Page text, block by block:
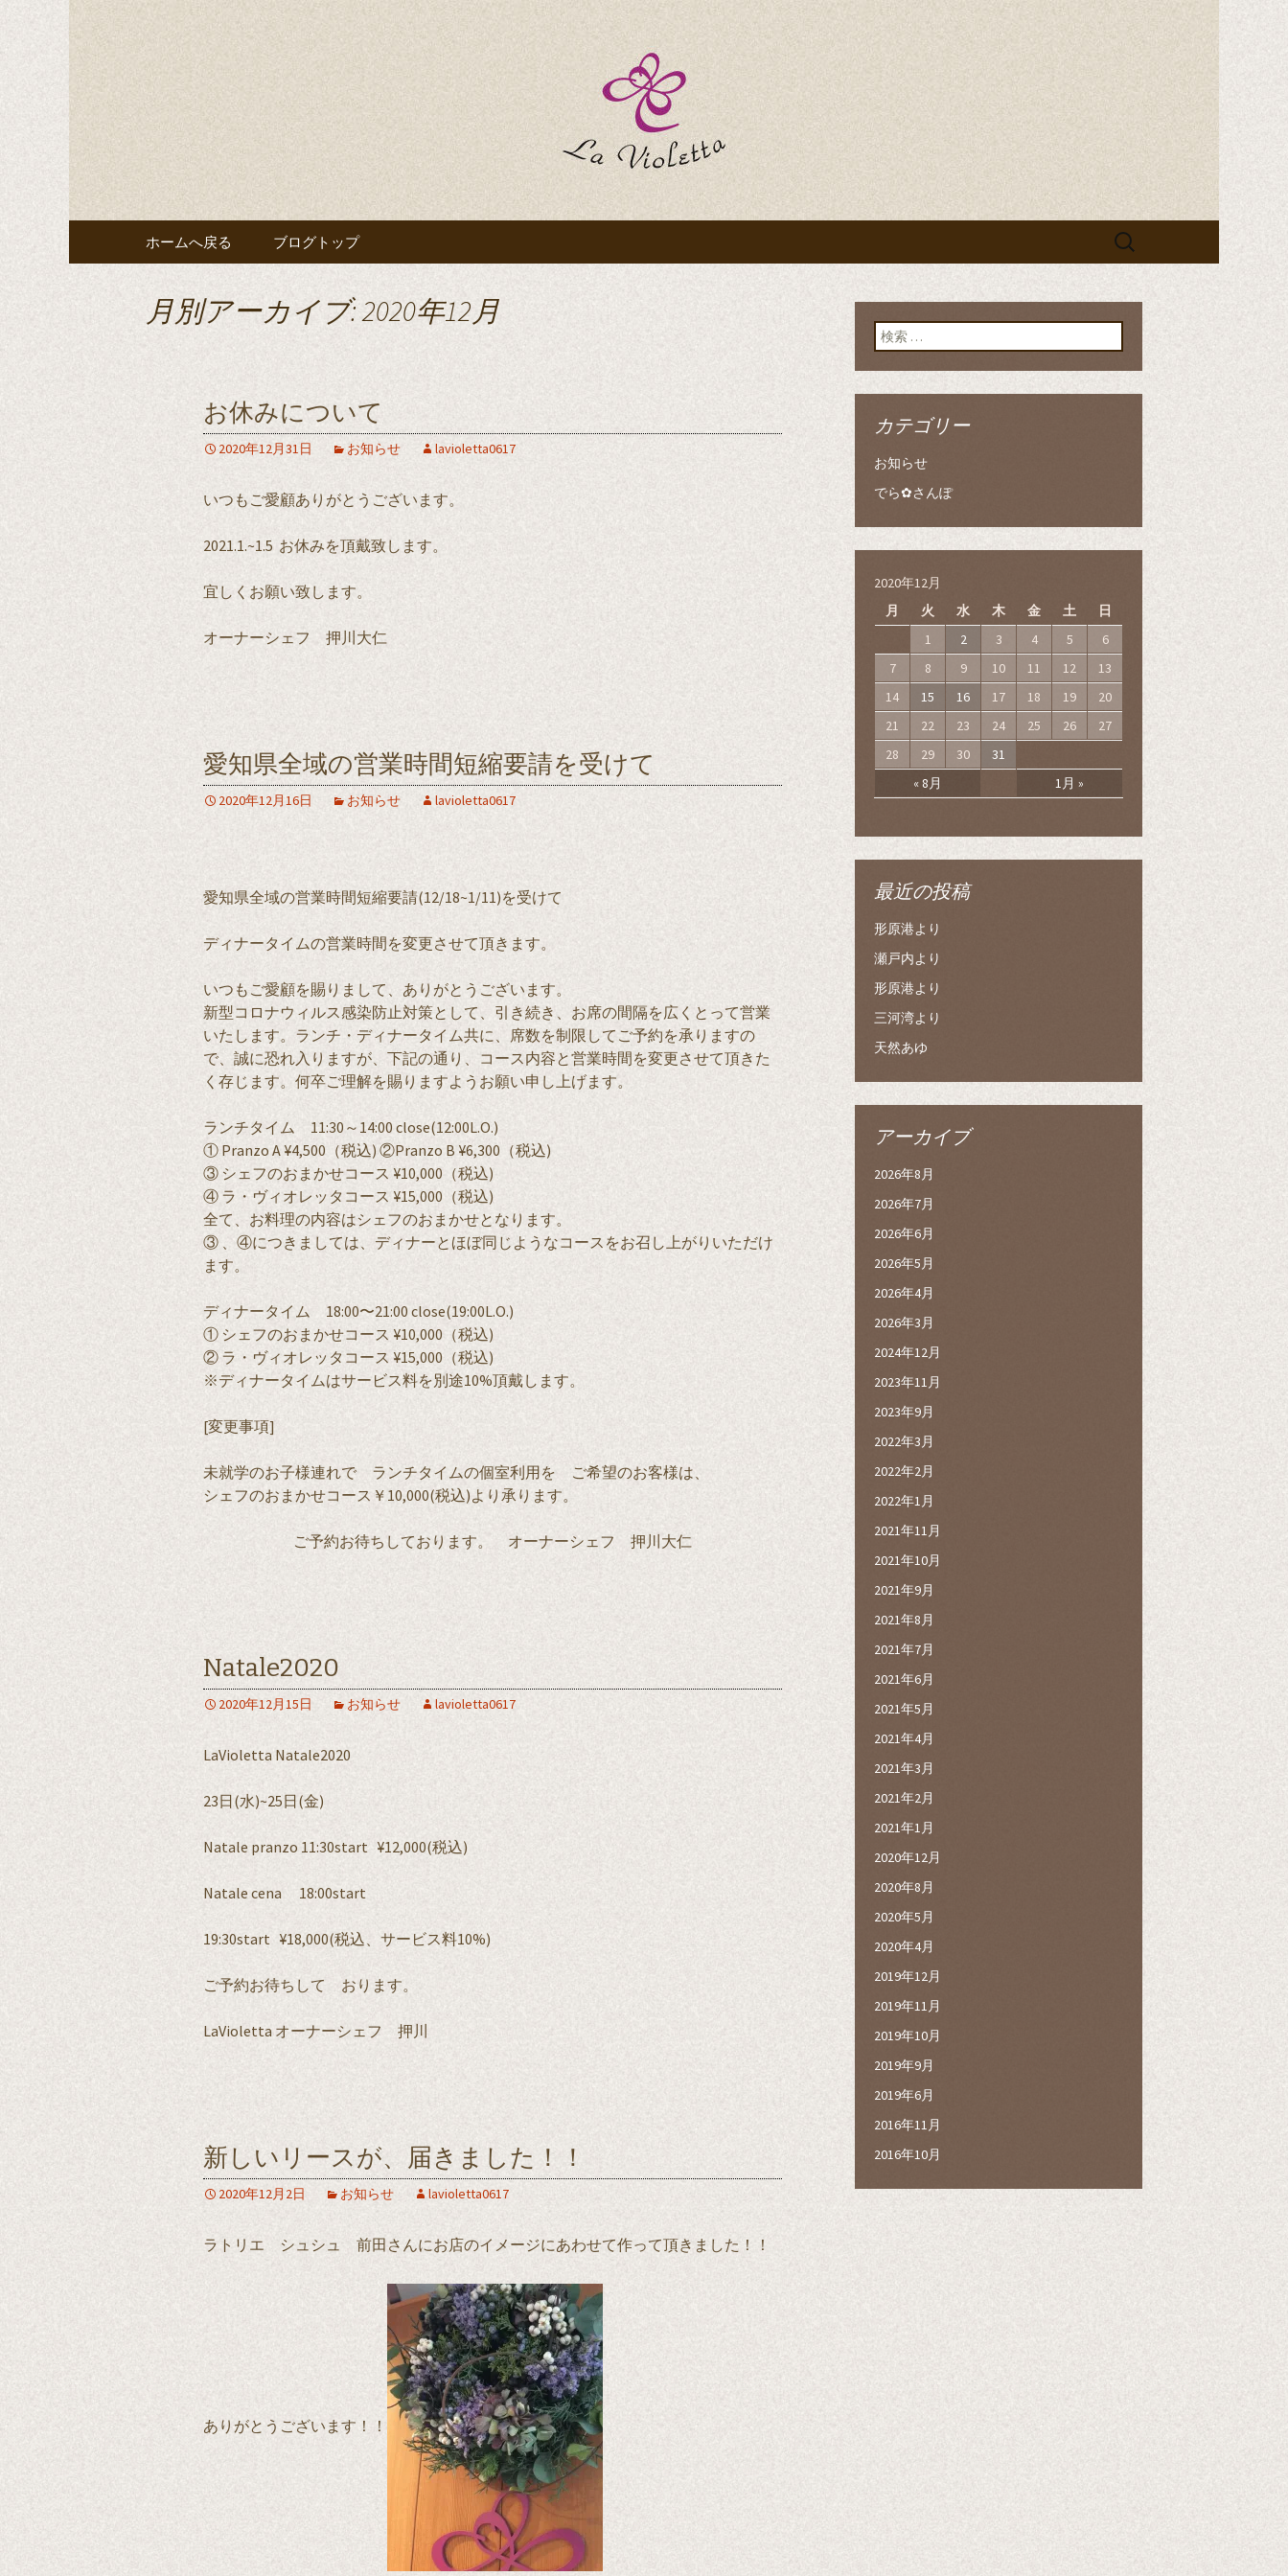
La Violettaのブログ
La Violettaのブログです
コンテンツへ移動
ホームへ戻る ブログトップ
検
月別アーカイブ: 2020年12月
お休みについて
2020年12月31日 お知らせ lavioletta0617
いつもご愛顧ありがとうございます。
2021.1.~1.5 お休みを頂戴致します。
宜しくお願い致します。
オーナーシェフ 押川大仁
愛知県全域の営業時間短縮要請を受けて
2020年12月16日 お知らせ lavioletta0617
愛知県全域の営業時間短縮要請(12/18~1/11)を受けて
ディナータイムの営業時間を変更させて頂きます。
いつもご愛顧を賜りまして、ありがとうございます。
新型コロナウィルス感染防止対策として、引き続き、お席の間隔を広くとって営業
いたします。ランチ・ディナータイム共に、席数を制限してご予約を承りますの
で、誠に恐れ入りますが、下記の通り、コース内容と営業時間を変更させて頂きた
く存じます。何卒ご理解を賜りますようお願い申し上げます。
ランチタイム 11:30～14:00 close(12:00L.O.)
① Pranzo A ¥4,500（税込) ②Pranzo B ¥6,300（税込)
③ シェフのおまかせコース ¥10,000（税込)
④ ラ・ヴィオレッタコース ¥15,000（税込)
全て、お料理の内容はシェフのおまかせとなります。
③ 、④につきましては、ディナーとほぼ同じようなコースをお召し上がりいただけ
ます。
ディナータイム 18:00〜21:00 close(19:00L.O.)
① シェフのおまかせコース ¥10,000（税込)
② ラ・ヴィオレッタコース ¥15,000（税込)
※ディナータイムはサービス料を別途10%頂戴します。
[変更事項]
未就学のお子様連れで ランチタイムの個室利用を ご希望のお客様は、
シェフのおまかせコース￥10,000(税込)より承ります。
ご予約お待ちしております。 オーナーシェフ 押川大仁
Natale2020
2020年12月15日 お知らせ lavioletta0617
LaVioletta Natale2020
23日(水)~25日(金)
Natale pranzo 11:30start ¥12,000(税込)
Natale cena 18:00start
19:30start ¥18,000(税込、サービス料10%)
ご予約お待ちして おります。
LaVioletta オーナーシェフ 押川
新しいリースが、届きました！！
2020年12月2日 お知らせ lavioletta0617
ラトリエ シュシュ 前田さんにお店のイメージにあわせて作って頂きました！！
ありがとうございます！！
検索:
カテゴリー
お知らせ
でら✿さんぽ
2020年12月
月
火 水 木 金 土 日
« 8月 1月 »
1 2 3 4 5
6
7
8 9 10 11 12
13
14
15 16 17 18 19
20
21
22 23 24 25 26
27
28
29 30 31
最近の投稿
形原港より
瀬戸内より
形原港より
三河湾より
天然あゆ
アーカイブ
2026年8月
2026年7月
2026年6月
2026年5月
2026年4月
2026年3月
2024年12月
2023年11月
2023年9月
2022年3月
2022年2月
2022年1月
2021年11月
2021年10月
2021年9月
2021年8月
2021年7月
2021年6月
2021年5月
2021年4月
2021年3月
2021年2月
2021年1月
2020年12月
2020年8月
2020年5月
2020年4月
2019年12月
2019年11月
2019年10月
2019年9月
2019年6月
2016年11月
2016年10月